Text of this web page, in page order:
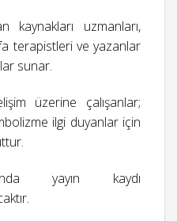
kaynakları uzmanları,
terapistleri ve yazanlar
sunar.
üzerine çalışanlar;
ilgi duyanlar için
yayın kaydı